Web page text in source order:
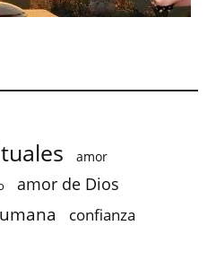
amor
amor de Dios
confianza